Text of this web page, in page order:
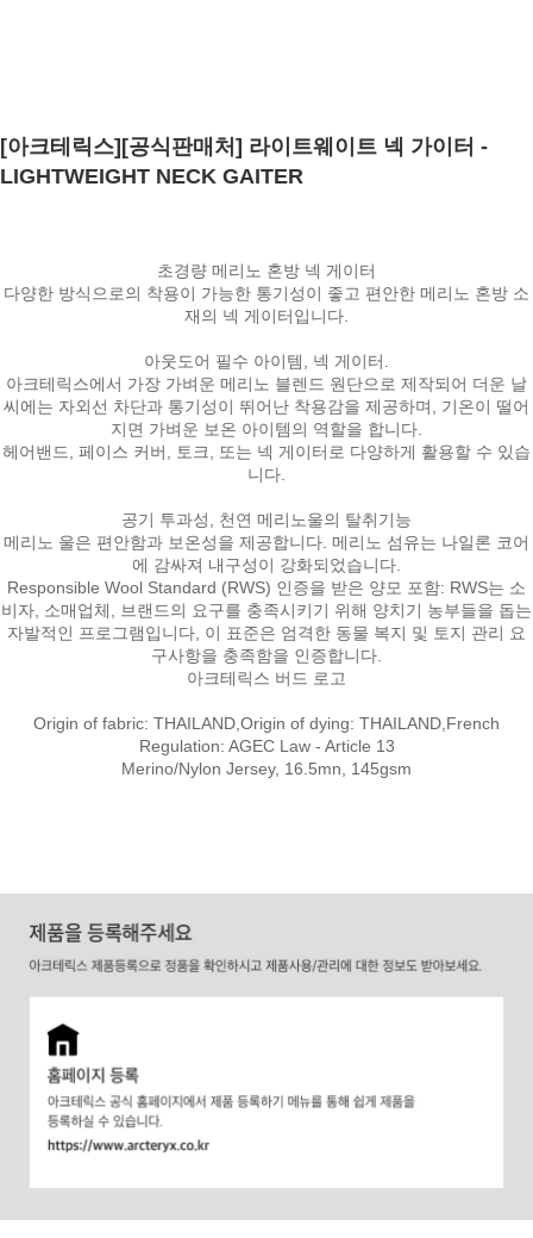
[아크테릭스][공식판매처] 라이트웨이트 넥 가이터 -
LIGHTWEIGHT NECK GAITER
초경량 메리노 혼방 넥 게이터
다양한 방식으로의 착용이 가능한 통기성이 좋고 편안한 메리노 혼방 소
재의 넥 게이터입니다.
아웃도어 필수 아이템, 넥 게이터.
아크테릭스에서 가장 가벼운 메리노 블렌드 원단으로 제작되어 더운 날
씨에는 자외선 차단과 통기성이 뛰어난 착용감을 제공하며, 기온이 떨어
지면 가벼운 보온 아이템의 역할을 합니다.
헤어밴드, 페이스 커버, 토크, 또는 넥 게이터로 다양하게 활용할 수 있습
니다.
공기 투과성, 천연 메리노울의 탈취기능
메리노 울은 편안함과 보온성을 제공합니다. 메리노 섬유는 나일론 코어
에 감싸져 내구성이 강화되었습니다.
Responsible Wool Standard (RWS) 인증을 받은 양모 포함: RWS는 소
비자, 소매업체, 브랜드의 요구를 충족시키기 위해 양치기 농부들을 돕는
자발적인 프로그램입니다, 이 표준은 엄격한 동물 복지 및 토지 관리 요
구사항을 충족함을 인증합니다.
아크테릭스 버드 로고
Origin of fabric: THAILAND,Origin of dying: THAILAND,French
Regulation: AGEC Law - Article 13
Merino/Nylon Jersey, 16.5mn, 145gsm